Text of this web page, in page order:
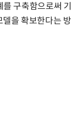
구축함으로써 기
을 확보한다는 방